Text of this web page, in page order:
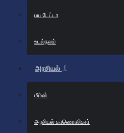
பய டேட்டா
உடல்நலம்
அரசியல்
மீம்ஸ்
அரசியல் காணொலிகள்